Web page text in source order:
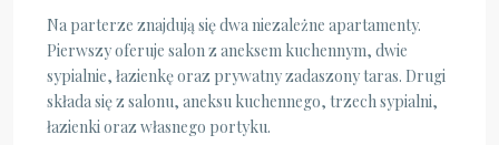
Na parterze znajdują się dwa niezależne apartamenty.
Pierwszy oferuje salon z aneksem kuchennym, dwie
sypialnie, łazienkę oraz prywatny zadaszony taras. Drugi
składa się z salonu, aneksu kuchennego, trzech sypialni,
łazienki oraz własnego portyku.